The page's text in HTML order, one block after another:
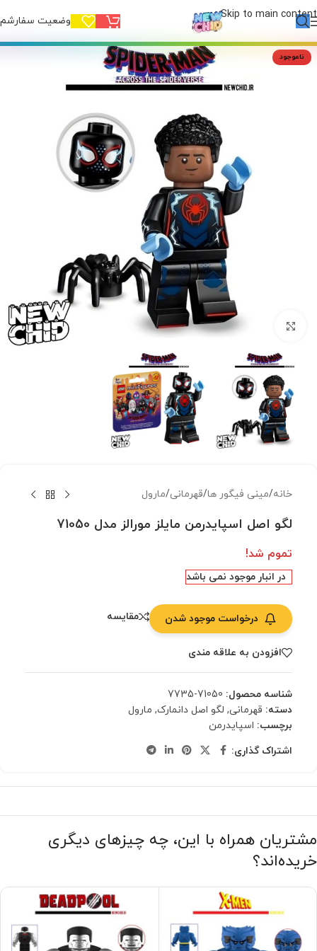
Skip to main content وضعیت
ناموجود
بزرگنمایی تصویر
خانه/مینی فیگور ها/قهرمانی/مارول
لگو اصل اسپایدرمن مایلز مورالز مدل 71050
تموم شد!
در انبار موجود نمی باشد
درخواست موجود شدن مقایسه
افزودن به علاقه مندی
شناسه محصول: 71050-7735
دسته: قهرمانی, لگو اصل دانمارک, مارول
برچسب: اسپایدرمن
اشتراک گذاری:
مشتریان همراه با این، چه چیزهای دیگری
خریده‌اند؟